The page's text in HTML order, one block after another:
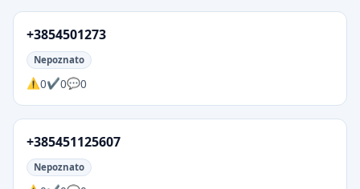
+3854501273
Nepoznato
0 0 0
+385451125607
Nepoznato